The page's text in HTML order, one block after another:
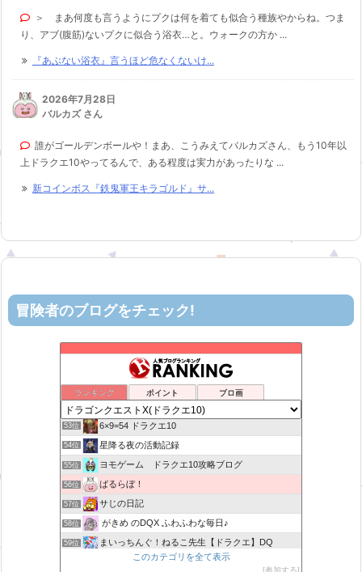
＞ まあ何度も言うようにプクは何を着ても似合う種族やからね。つま
り、アブ(腹筋)ないプクに似合う浴衣…と。ウォークの方か ...
『あぶない浴衣』言うほど危なくないけ...
2026年7月28日
バルカズ さん
誰がゴールデンボールや！まあ、こうみえてバルカズさん、もう10年以
上ドラクエ10やってるんで、ある程度は実力があったりな ...
新コインボス『鉄鬼軍王キラゴルド』サ...
冒険者のブログをチェック!
ランキング ポイント ブロ画
カスミ心理学研究所
51位 ロビンさんはガチらない。
52位 机上の空論-DQ10エアプ日記
53位 6×9=54 ドラクエ10
54位 星降る夜の活動記録
55位 ヨモゲーム ドラクエ10攻略ブログ
56位 ばるらぼ！
57位 サじの日記
58位 がきめ のDQX ふわふわな毎日♪
59位 まいっちんぐ！ねるこ先生【ドラクエ】DQ
みみっくほしさんいますか！？
このカテゴリを全て表示